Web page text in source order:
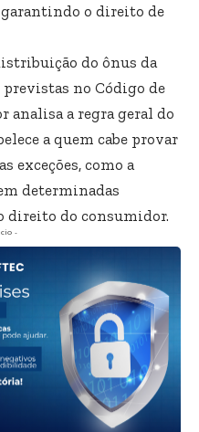
o direito de
do ônus da
previstas no Código de
analisa a regra geral do
a quem cabe provar
exceções, como a
determinadas
direito do consumidor.
-